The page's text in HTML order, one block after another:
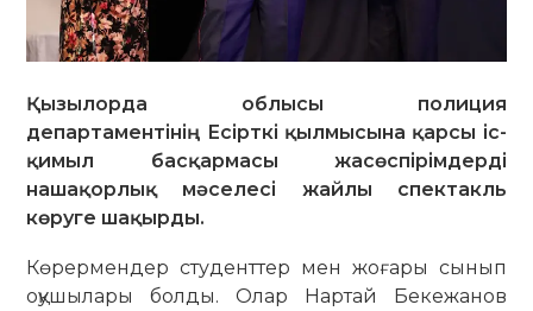
Қызылорда облысы полиция
департаментінің Есірткі қылмысына қарсы іс-
қимыл басқармасы жасөспірімдерді
нашақорлық мәселесі жайлы спектакль
көруге шақырды.
Көрермендер студенттер мен жоғары сынып
оқушылары болды. Олар Нартай Бекежанов